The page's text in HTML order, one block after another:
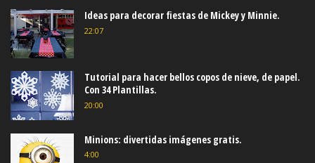
Ideas para decorar fiestas de Mickey y Minnie.
22:07
Tutorial para hacer bellos copos de nieve, de papel.
Con 34 Plantillas.
20:00
Minions: divertidas imágenes gratis.
4:00